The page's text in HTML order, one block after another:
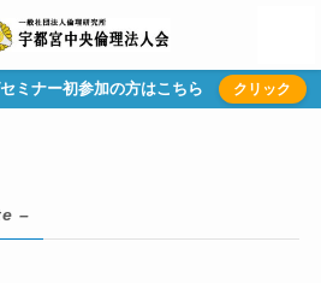
ミナー初参加の方はこちら クリック
–